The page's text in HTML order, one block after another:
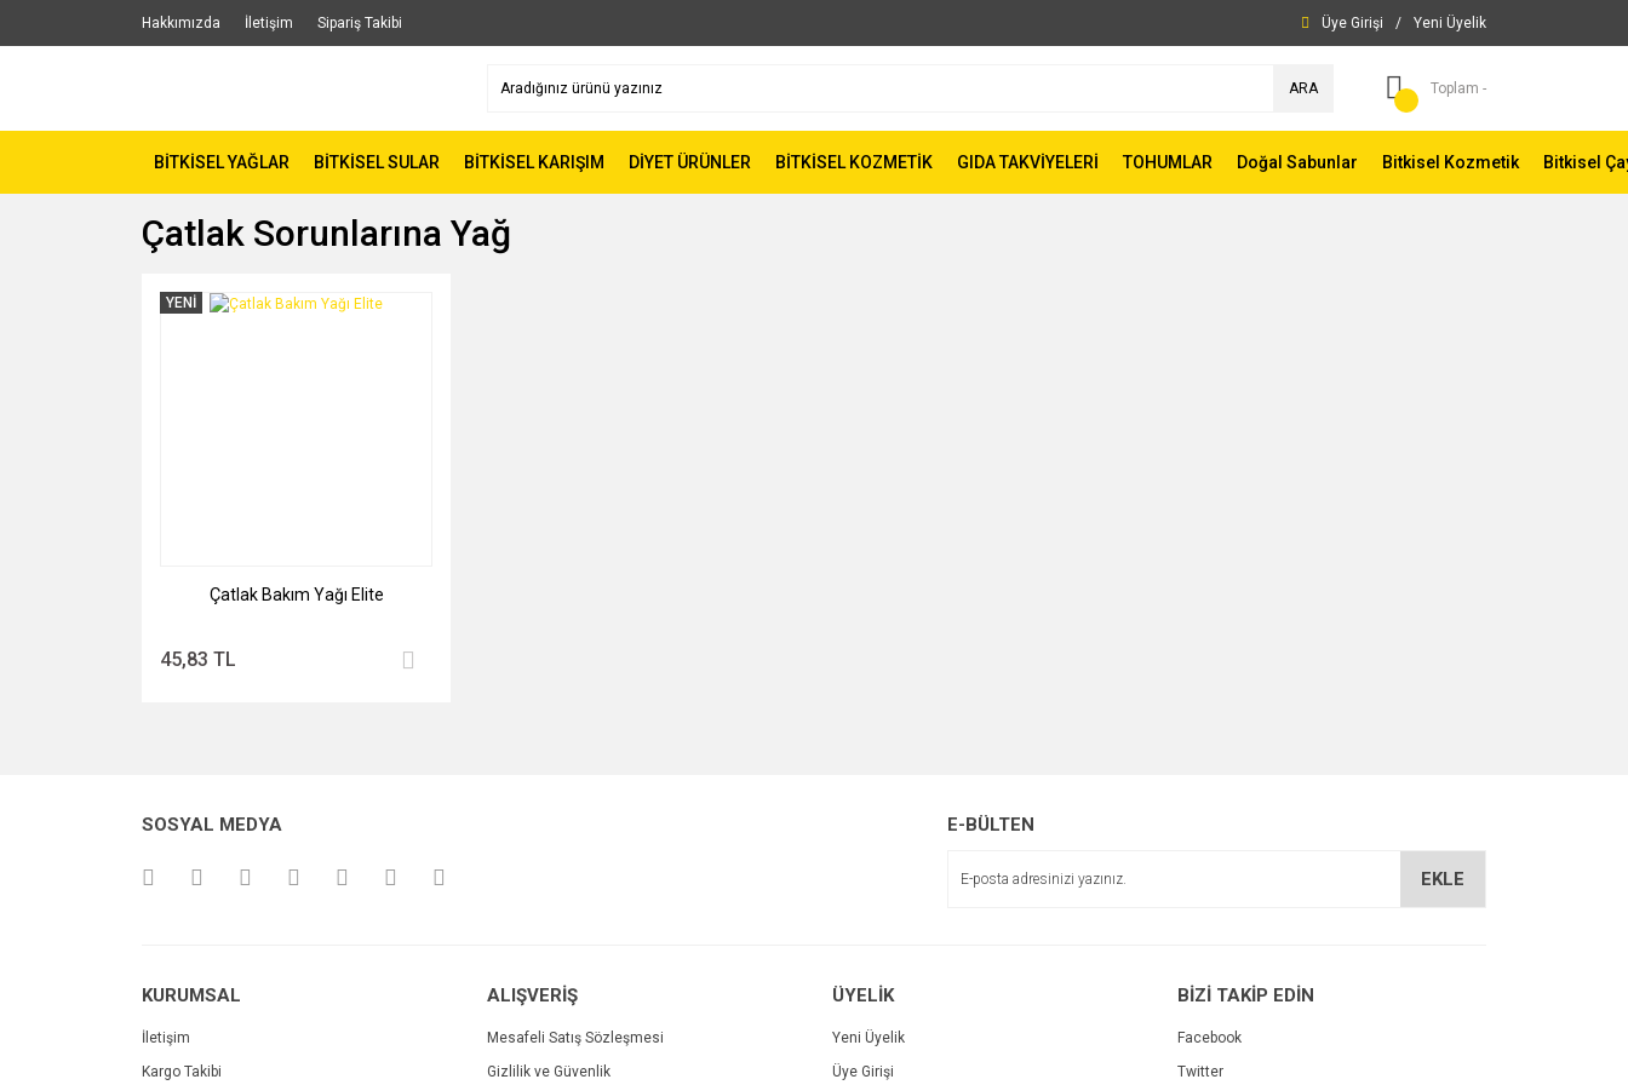
Hakkımızda İletişim Sipariş Takibi Üye Girişi / Yeni Üyelik
ARA Toplam -
BİTKİSEL YAĞLAR BİTKİSEL SULAR BİTKİSEL KARIŞIM DİYET ÜRÜNLER BİTKİSEL KOZMETİK GIDA TAKVİYELERİ TOHUMLAR Doğal Sabunlar Bitkisel Kozmetik Bitkisel
Çatlak Sorunlarına Yağ
YENİ
Çatlak Bakım Yağı Elite
45,83 TL
SOSYAL MEDYA E-BÜLTEN
EKLE
KURUMSAL
İletişim
Kargo Takibi
ALIŞVERİŞ
Mesafeli Satış Sözleşmesi
Gizlilik ve Güvenlik
ÜYELİK
Yeni Üyelik
Üye Girişi
BİZİ TAKİP EDİN
Facebook
Twitter